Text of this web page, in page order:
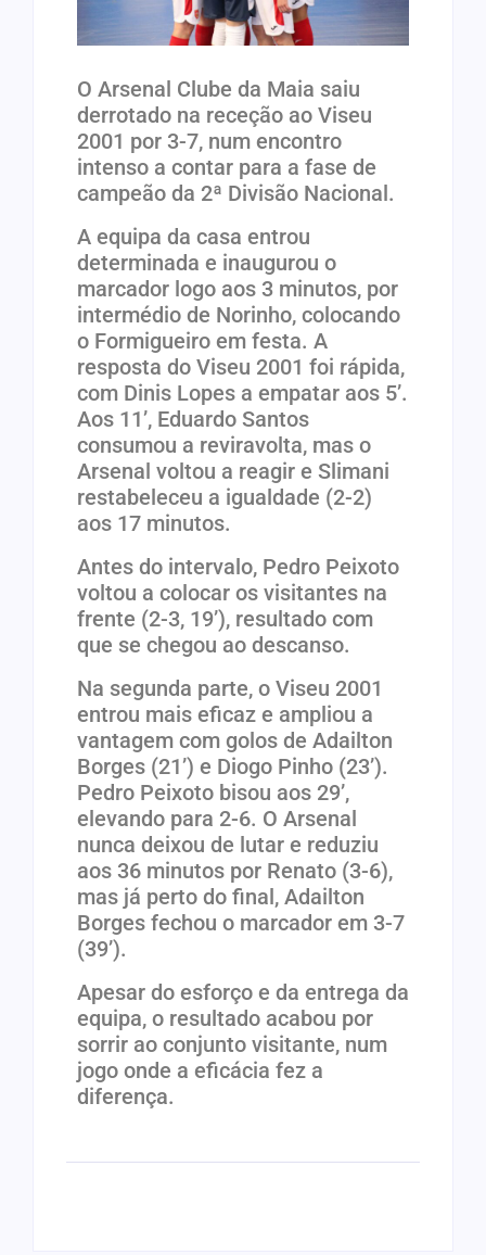
O Arsenal Clube da Maia saiu
derrotado na receção ao Viseu
2001 por 3-7, num encontro
intenso a contar para a fase de
campeão da 2ª Divisão Nacional.
A equipa da casa entrou
determinada e inaugurou o
marcador logo aos 3 minutos, por
intermédio de Norinho, colocando
o Formigueiro em festa. A
resposta do Viseu 2001 foi rápida,
com Dinis Lopes a empatar aos 5’.
Aos 11’, Eduardo Santos
consumou a reviravolta, mas o
Arsenal voltou a reagir e Slimani
restabeleceu a igualdade (2-2)
aos 17 minutos.
Antes do intervalo, Pedro Peixoto
voltou a colocar os visitantes na
frente (2-3, 19’), resultado com
que se chegou ao descanso.
Na segunda parte, o Viseu 2001
entrou mais eficaz e ampliou a
vantagem com golos de Adailton
Borges (21’) e Diogo Pinho (23’).
Pedro Peixoto bisou aos 29’,
elevando para 2-6. O Arsenal
nunca deixou de lutar e reduziu
aos 36 minutos por Renato (3-6),
mas já perto do final, Adailton
Borges fechou o marcador em 3-7
(39’).
Apesar do esforço e da entrega da
equipa, o resultado acabou por
sorrir ao conjunto visitante, num
jogo onde a eficácia fez a
diferença.